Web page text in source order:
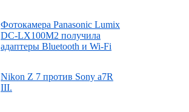
Фотокамера Panasonic Lumix
DC-LX100M2 получила
адаптеры Bluetooth и Wi-Fi
Nikon Z 7 против Sony a7R
III.